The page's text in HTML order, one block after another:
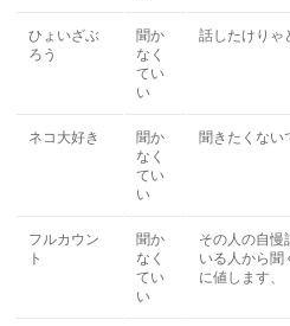
ひょいざぶ
ろう
聞か
なく
てい
い
話したけりゃ
ネコ大好き
聞か
なく
てい
い
聞きたくない
フルカウン
ト
聞か
なく
てい
い
その人の自慢
いる人から聞
に値します、